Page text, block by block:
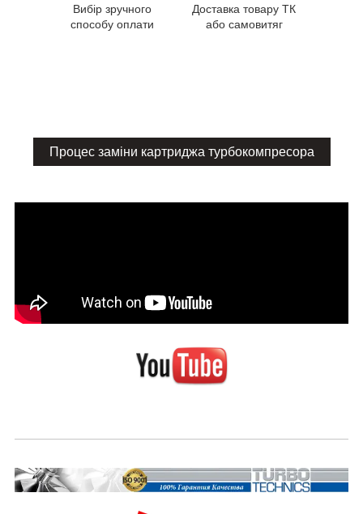
Вибір зручного
способу оплати
Доставка товару ТК
або самовитяг
Процес заміни картриджа турбокомпресора